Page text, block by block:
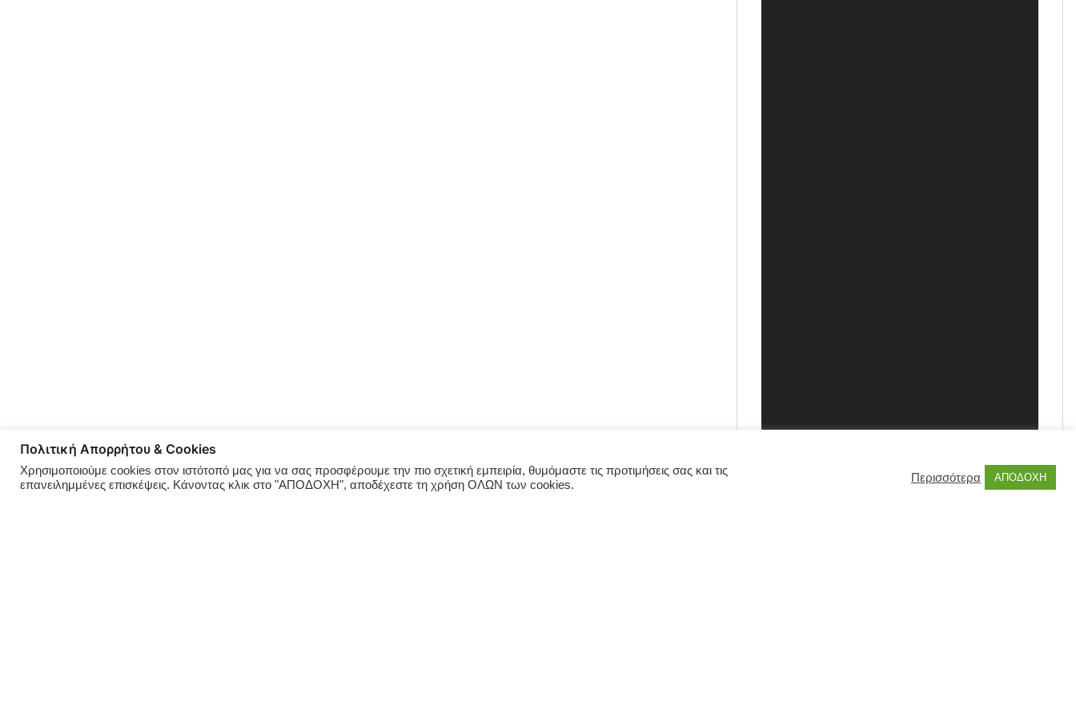
Πολιτική Απορρήτου & Cookies
Χρησιμοποιούμε cookies στον ιστότοπό μας για να σας προσφέρουμε την πιο σχετική εμπειρία, θυμόμαστε τις προτιμήσεις σας και τις
επανειλημμένες επισκέψεις. Κάνοντας κλικ στο "ΑΠΟΔΟΧΗ", αποδέχεστε τη χρήση ΟΛΩΝ των cookies.
Περισσότερα ΑΠΟΔΟΧΗ